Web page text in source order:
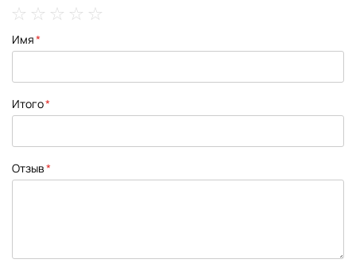
star
stars
stars
stars
stars
Имя
Итого
Отзыв